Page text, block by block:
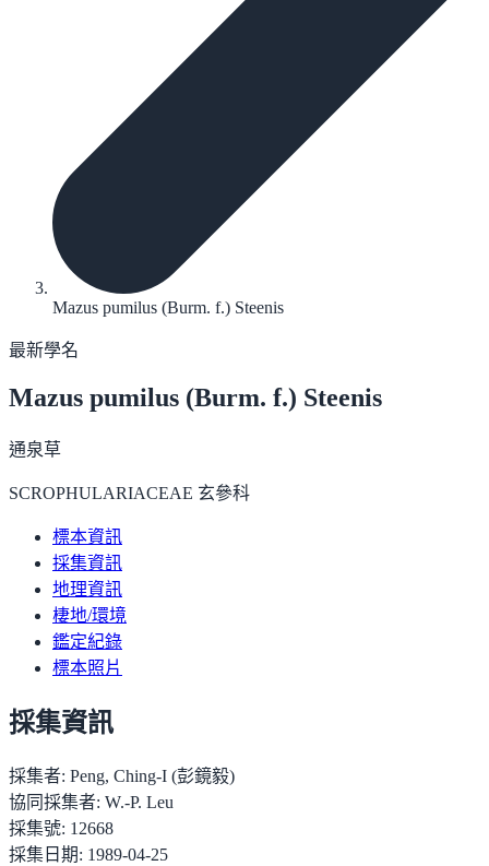
Mazus pumilus (Burm. f.) Steenis
最新學名
Mazus pumilus (Burm. f.) Steenis
通泉草
SCROPHULARIACEAE 玄參科
標本資訊
採集資訊
地理資訊
棲地/環境
鑑定紀錄
標本照片
採集資訊
採集者: Peng, Ching-I (彭鏡毅)
協同採集者: W.-P. Leu
採集號: 12668
採集日期: 1989-04-25